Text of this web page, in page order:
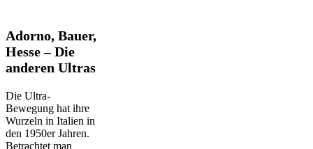
Adorno,
Bauer,
Hesse
–
anderen
Ultras
Adorno, Bauer,
Hesse – Die
anderen Ultras
Die Ultra-
Bewegung hat ihre
Wurzeln in Italien in
den 1950er Jahren.
Betrachtet man